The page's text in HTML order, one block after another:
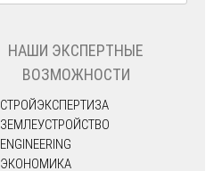
НАШИ ЭКСПЕРТНЫЕ
ВОЗМОЖНОСТИ
СТРОЙЭКСПЕРТИЗА
ЗЕМЛЕУСТРОЙСТВО
ENGINEERING
ЭКОНОМИКА